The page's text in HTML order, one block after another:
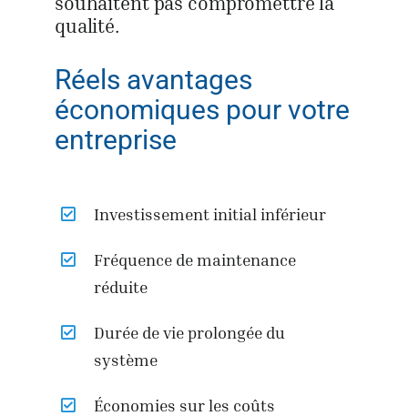
qualité.
Réels avantages
économiques pour votre
entreprise
Investissement initial inférieur
Fréquence de maintenance
réduite
Durée de vie prolongée du
système
Économies sur les coûts